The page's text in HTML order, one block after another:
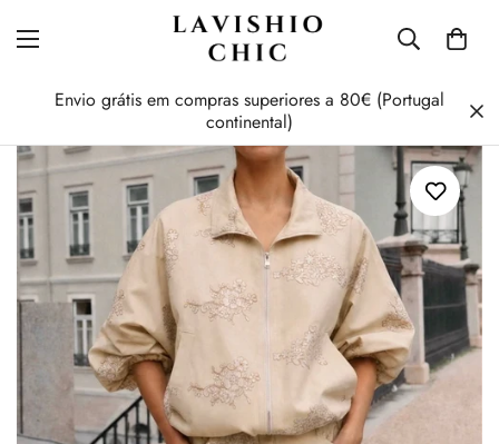
Envio grátis em compras superiores a 80€ (Portugal
continental)